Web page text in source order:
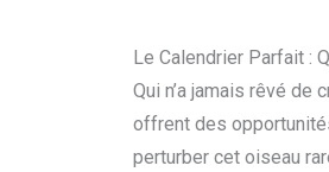
Le Calendrier Parfait :
Qui n’a jamais rêvé de
offrent des
perturber cet oiseau